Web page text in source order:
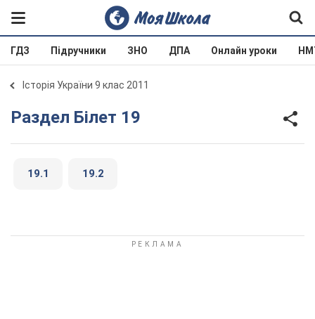
ГДЗ Підручники ЗНО ДПА Онлайн уроки
Історія України 9 клас 2011
Раздел Білет 19
19.1 19.2